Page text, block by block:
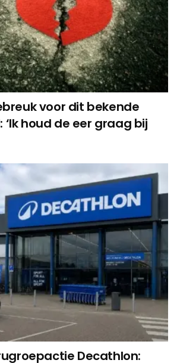
voor dit bekende
houd de eer graag bij
Decathlon: